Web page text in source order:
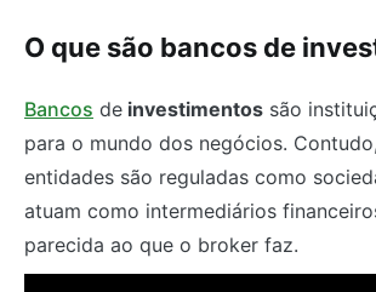
O que são bancos de
Bancos de investimentos são
para o mundo dos negócios.
entidades são reguladas como
atuam como intermediários
parecida ao que o broker faz.